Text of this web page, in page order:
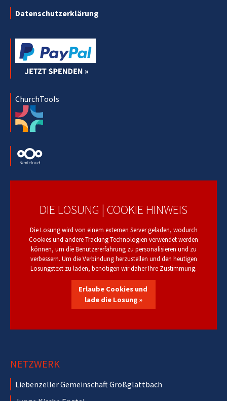
Datenschutzerklärung
ChurchTools
DIE LOSUNG | COOKIE HINWEIS
Die Losung wird von einem externen Server geladen, wodurch
Cookies und andere Tracking-Technologien verwendet werden
können, um die Benutzererfahrung zu personalisieren und zu
verbessern. Um die Verbindung herzustellen und den heutigen
Losungstext zu laden, benötigen wir daher Ihre Zustimmung.
Erlaube Cookies und
lade die Losung »
NETZWERK
Liebenzeller Gemeinschaft Großglattbach